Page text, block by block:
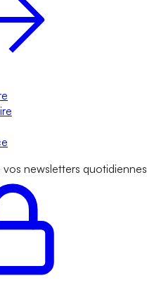
newsletters quotidiennes